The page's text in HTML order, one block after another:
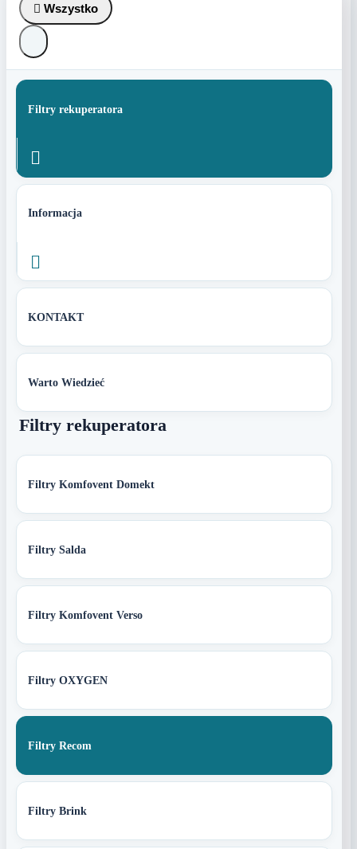
 Wszystko
Filtry rekuperatora

Informacja

KONTAKT
Warto Wiedzieć
Filtry rekuperatora
Filtry Komfovent Domekt
Filtry Salda
Filtry Komfovent Verso
Filtry OXYGEN
Filtry Recom
Filtry Brink